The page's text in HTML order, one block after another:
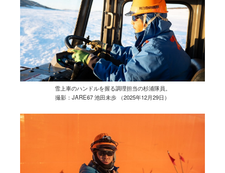
雪上車のハンドルを握る調理担当の杉浦隊員。
撮影：JARE67 池田未歩 （2025年12月29日）